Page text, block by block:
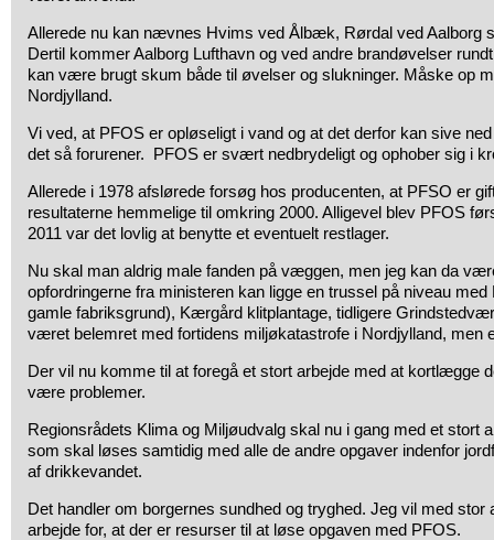
Allerede nu kan nævnes Hvims ved Ålbæk, Rørdal ved Aalborg
Dertil kommer Aalborg Lufthavn og ved andre brandøvelser
kan være brugt skum både til øvelser og slukninger. Måske op
Nordjylland.
Vi ved, at PFOS er opløseligt i vand og at det derfor kan sive
det så forurener. PFOS er svært nedbrydeligt og ophober sig i
Allerede i 1978 afslørede forsøg hos producenten, at PFSO er
resultaterne hemmelige til omkring 2000. Alligevel blev PFOS
2011 var det lovlig at benytte et eventuelt restlager.
Nu skal man aldrig male fanden på væggen, men jeg kan da
opfordringerne fra ministeren kan ligge en trussel på niveau
gamle fabriksgrund), Kærgård klitplantage, tidligere
været belemret med fortidens miljøkatastrofe i Nordjylland, men
Der vil nu komme til at foregå et stort arbejde med at kortlægge
være problemer.
Regionsrådets Klima og Miljøudvalg skal nu i gang med et stort
som skal løses samtidig med alle de andre opgaver indenfor
af drikkevandet.
Det handler om borgernes sundhed og tryghed. Jeg vil med stor
arbejde for, at der er resurser til at løse opgaven med PFOS.